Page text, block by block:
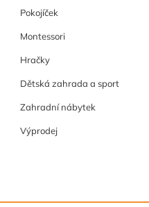
Pokojíček
Montessori
Hračky
Dětská zahrada a sport
Zahradní nábytek
Výprodej